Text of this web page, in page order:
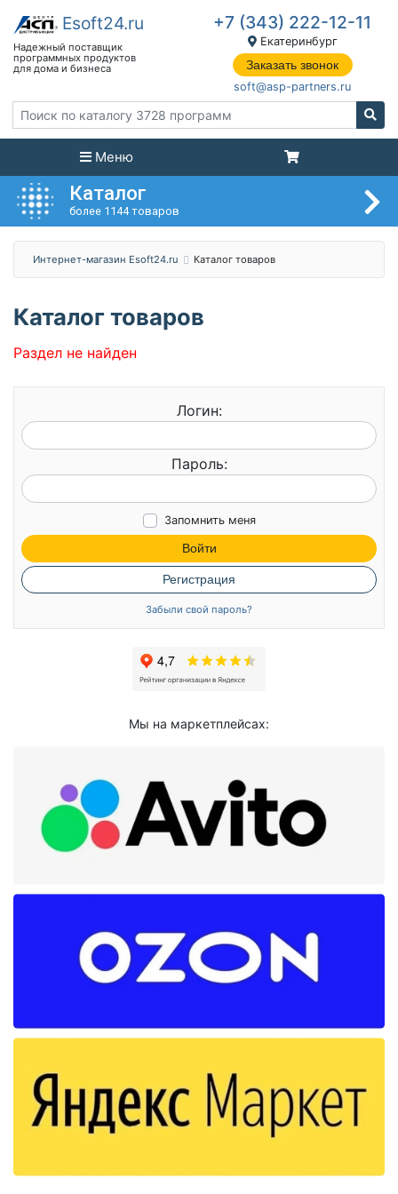
+7 (343) 222-12-11
Екатеринбург
Заказать звонок
soft@asp-partners.ru
Меню
Каталог
более 1144 товаров
Интернет-магазин Esoft24.ru Каталог товаров
Каталог товаров
Раздел не найден
Логин:
Пароль:
Запомнить меня
Войти
Регистрация
Забыли свой пароль?
Мы на маркетплейсах: